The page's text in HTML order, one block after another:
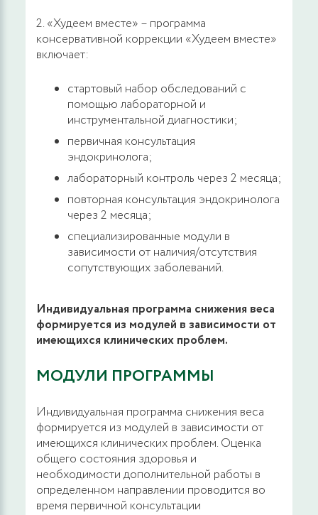
2. «Худеем вместе» – программа
консервативной коррекции «Худеем вместе»
включает:
стартовый набор обследований с
помощью лабораторной и
инструментальной диагностики;
первичная консультация
эндокринолога;
лабораторный контроль через 2 месяца;
повторная консультация эндокринолога
через 2 месяца;
специализированные модули в
зависимости от наличия/отсутствия
сопутствующих заболеваний.
Индивидуальная программа снижения веса
формируется из модулей в зависимости от
имеющихся клинических проблем.
МОДУЛИ ПРОГРАММЫ
Индивидуальная программа снижения веса
формируется из модулей в зависимости от
имеющихся клинических проблем. Оценка
общего состояния здоровья и
необходимости дополнительной работы в
определенном направлении проводится во
время первичной консультации